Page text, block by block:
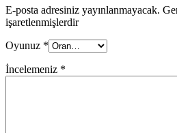
E-posta adresiniz yayınlanmayacak.
işaretlenmişlerdir
Oyunuz *
İncelemeniz *